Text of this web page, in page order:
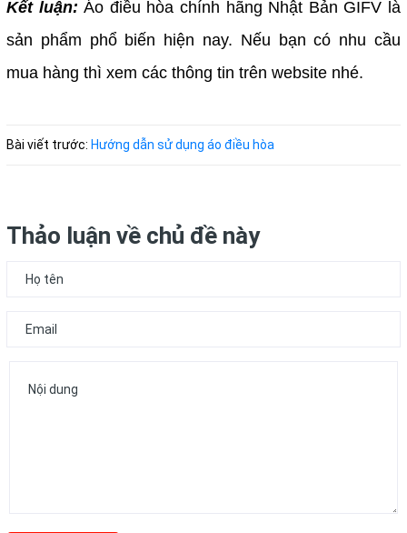
Kết luận: Áo điều hòa chính hãng Nhật Bản GIFV là
sản phẩm phổ biến hiện nay. Nếu bạn có nhu cầu
mua hàng thì xem các thông tin trên website nhé.
Bài viết trước: Hướng dẫn sử dụng áo điều hòa
Thảo luận về chủ đề này